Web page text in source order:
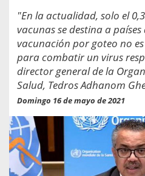
"En la actualidad, solo el
vacunas se destina a
vacunación por goteo no
para combatir un virus
director general de la
Salud, Tedros Adhanom
Domingo 16 de mayo de 2021